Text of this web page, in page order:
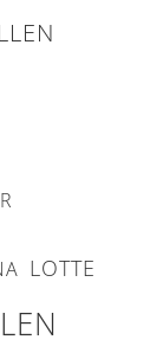
LOTTE